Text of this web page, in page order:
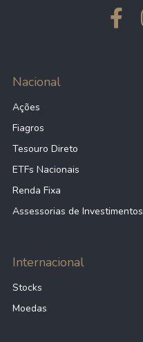
Nacional
Ações
Fiagros
Tesouro Direto
ETFs Nacionais
Renda Fixa
Assessorias de Investimentos
Internacional
Stocks
Moedas